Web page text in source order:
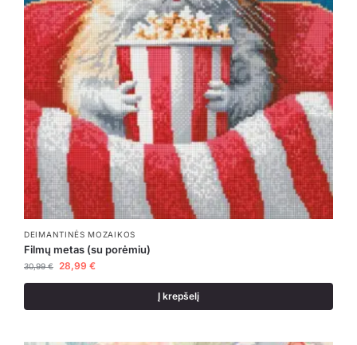
DEIMANTINĖS MOZAIKOS
Filmų metas (su porėmiu)
30,99€ 28,99 €
Į krepšelį